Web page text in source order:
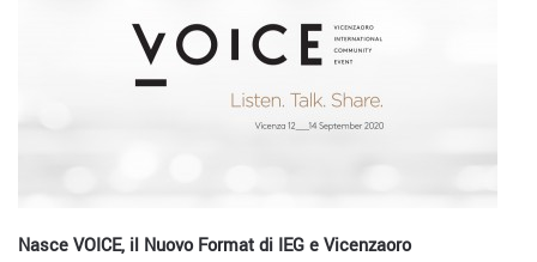
Nasce VOICE, il Nuovo Format di IEG e Vicenzaoro